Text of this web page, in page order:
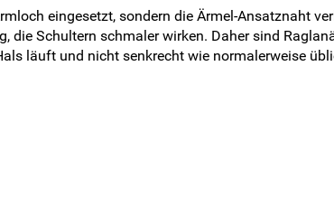
eingesetzt, sondern die Ärmel-Ansatznaht
Schultern schmaler wirken. Daher sind
läuft und nicht senkrecht wie normalerweise